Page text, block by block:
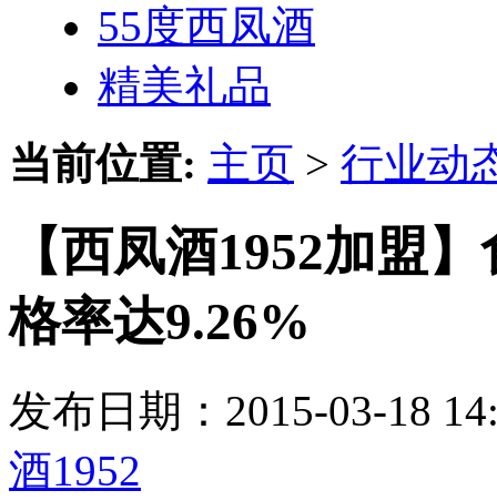
55度西凤酒
精美礼品
当前位置: 主页 > 行业动
【西凤酒1952加盟
格率达9.26%
发布日期：2015-03-18
酒1952